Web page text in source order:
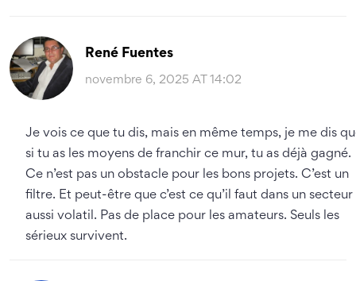
René Fuentes
novembre 6, 2025 AT 14:02
Je vois ce que tu dis, mais en même temps, je me dis
si tu as les moyens de franchir ce mur, tu as déjà gagné.
Ce n’est pas un obstacle pour les bons projets. C’est un
filtre. Et peut-être que c’est ce qu’il faut dans un secteur
aussi volatil. Pas de place pour les amateurs. Seuls les
sérieux survivent.